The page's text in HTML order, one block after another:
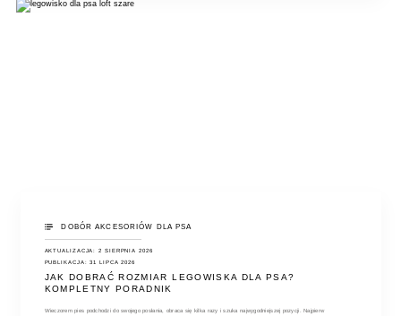
DOBÓR AKCESORIÓW DLA PSA
AKTUALIZACJA: 2 SIERPNIA 2026
PUBLIKACJA: 31 LIPCA 2026
JAK DOBRAĆ ROZMIAR LEGOWISKA DLA PSA?
KOMPLETNY PORADNIK
Wieczorem pies podchodzi do swojego posłania, obraca się kilka razy i szuka najwygodniejszej pozycji. Najpierw